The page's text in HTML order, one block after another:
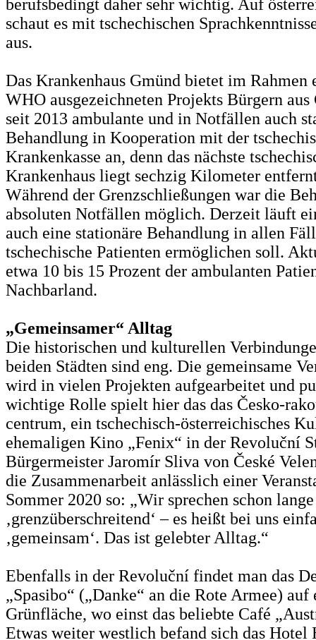
berufsbedingt daher sehr wichtig. Auf
schaut es mit tschechischen
aus.
Das Krankenhaus Gmünd bietet im Rahmen
WHO ausgezeichneten Projekts Bürgern aus
seit 2013 ambulante und in Notfällen auch
Behandlung in Kooperation mit der
Krankenkasse an, denn das nächste
Krankenhaus liegt sechzig Kilometer
Während der Grenzschließungen war die
absoluten Notfällen möglich. Derzeit läuft
auch eine stationäre Behandlung in allen
tschechische Patienten ermöglichen soll.
etwa 10 bis 15 Prozent der ambulanten
Nachbarland.
„Gemeinsamer“ Alltag
Die historischen und kulturellen
beiden Städten sind eng. Die gemeinsame
wird in vielen Projekten aufgearbeitet und
wichtige Rolle spielt hier das das Česko-
centrum, ein tschechisch-österreichisches
ehemaligen Kino „Fenix“ in der Revoluční
Bürgermeister Jaromír Sliva von České
die Zusammenarbeit anlässlich einer
Sommer 2020 so: „Wir sprechen schon
‚grenzüberschreitend‘ – es heißt bei uns
‚gemeinsam‘. Das ist gelebter Alltag.“
Ebenfalls in der Revoluční findet man das
„Spasibo“ („Danke“ an die Rote Armee)
Grünfläche, wo einst das beliebte Café
Etwas weiter westlich befand sich das Hotel